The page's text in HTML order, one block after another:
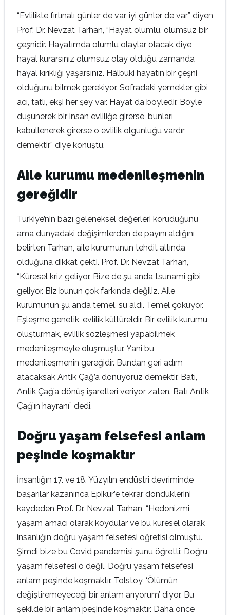
“Evlilikte fırtınalı günler de var, iyi günler de var” diyen
Prof. Dr. Nevzat Tarhan, “Hayat olumlu, olumsuz bir
çeşnidir. Hayatımda olumlu olaylar olacak diye
hayal kurarsınız olumsuz olay olduğu zamanda
hayal kırıklığı yaşarsınız. Hâlbuki hayatın bir çeşni
olduğunu bilmek gerekiyor. Sofradaki yemekler gibi
acı, tatlı, ekşi her şey var. Hayat da böyledir. Böyle
düşünerek bir insan evliliğe girerse, bunları
kabullenerek girerse o evlilik olgunluğu vardır
demektir” diye konuştu.
Aile kurumu medenileşmenin
gereğidir
Türkiye’nin bazı geleneksel değerleri koruduğunu
ama dünyadaki değişimlerden de payını aldığını
belirten Tarhan, aile kurumunun tehdit altında
olduğuna dikkat çekti. Prof. Dr. Nevzat Tarhan,
“Küresel kriz geliyor. Bize de şu anda tsunami gibi
geliyor. Biz bunun çok farkında değiliz. Aile
kurumunun şu anda temel, su aldı. Temel çöküyor.
Eşleşme genetik, evlilik kültüreldir. Bir evlilik kurumu
oluşturmak, evlilik sözleşmesi yapabilmek
medenileşmeyle oluşmuştur. Yani bu
medenileşmenin gereğidir. Bundan geri adım
atacaksak Antik Çağ’a dönüyoruz demektir. Batı,
Antik Çağ’a dönüş işaretleri veriyor zaten. Batı Antik
Çağ’ın hayranı” dedi.
Doğru yaşam felsefesi anlam
peşinde koşmaktır
İnsanlığın 17. ve 18. Yüzyılın endüstri devriminde
başarılar kazanınca Epikür’e tekrar döndüklerini
kaydeden Prof. Dr. Nevzat Tarhan, “Hedonizmi
yaşam amacı olarak koydular ve bu küresel olarak
insanlığın doğru yaşam felsefesi öğretisi olmuştu.
Şimdi bize bu Covid pandemisi şunu öğretti: Doğru
yaşam felsefesi o değil. Doğru yaşam felsefesi
anlam peşinde koşmaktır. Tolstoy, ‘Ölümün
değiştiremeyeceği bir anlam arıyorum’ diyor. Bu
şekilde bir anlam peşinde koşmaktır. Daha önce